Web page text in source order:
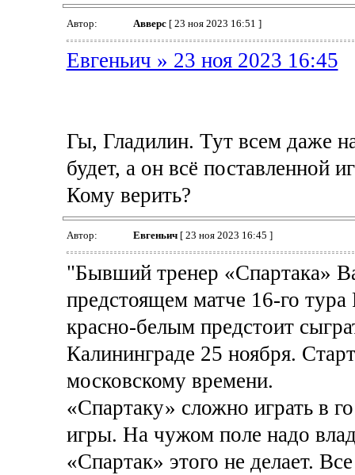
Автор: Авверс[ 23 ноя 2023 16:51 ]
Евгеньич » 23 ноя 2023 16:45
Гы, Гладилин. Тут всем даже
будет, а он всё поставленной
Кому верить?
Автор: Евгеньич[ 23 ноя 2023 16:45 ]
"Бывший тренер «Спартака»
предстоящем матче 16-го
красно-белым предстоит
Калининграде 25 ноября.
московскому времени.
«Спартаку» сложно играть в
игры. На чужом поле надо
«Спартак» этого не делает.